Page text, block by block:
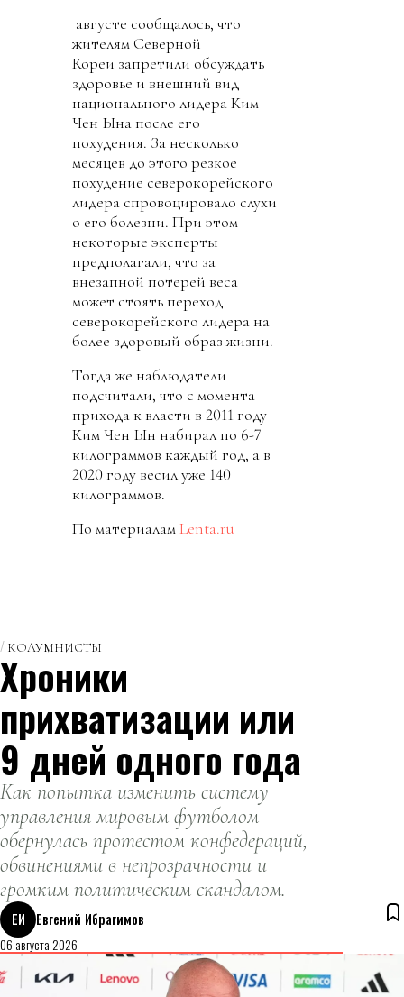
августе сообщалось, что
жителям Северной
Кореи запретили обсуждать
здоровье и внешний вид
национального лидера Ким
Чен Ына после его
похудения. За несколько
месяцев до этого резкое
похудение северокорейского
лидера спровоцировало слухи
о его болезни. При этом
некоторые эксперты
предполагали, что за
внезапной потерей веса
может стоять переход
северокорейского лидера на
более здоровый образ жизни.
Тогда же наблюдатели
подсчитали, что с момента
прихода к власти в 2011 году
Ким Чен Ын набирал по 6-7
килограммов каждый год, а в
2020 году весил уже 140
килограммов.
По материаламLenta.ru
КОЛУМНИСТЫ
Хроники
прихватизации или
9 дней одного года
Как попытка изменить систему
управления мировым футболом
обернулась протестом конфедераций,
обвинениями в непрозрачности и
громким политическим скандалом.
ЕИ
Евгений Ибрагимов
06 августа 2026